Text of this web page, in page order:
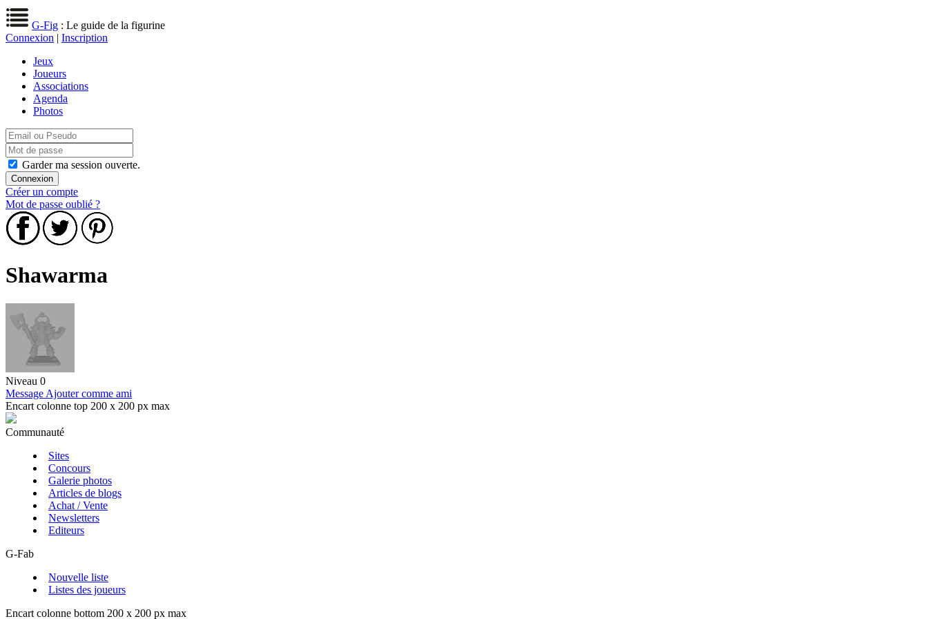
G-Fig : Le guide de la figurine
Connexion | Inscription
Jeux
Joueurs
Associations
Agenda
Photos
Garder ma session ouverte.
Créer un compte
Mot de passe oublié ?
Shawarma
Niveau 0
Message Ajouter comme ami
Encart colonne top 200 x 200 px max
Communauté
Sites
Concours
Galerie photos
Articles de blogs
Achat / Vente
Newsletters
Editeurs
G-Fab
Nouvelle liste
Listes des joueurs
Encart colonne bottom 200 x 200 px max